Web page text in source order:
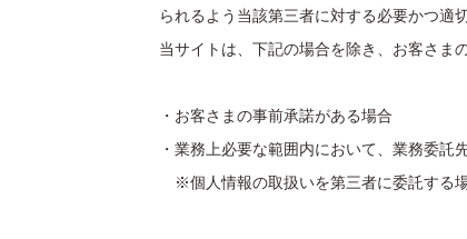
られるよう当該第三者に対する必要かつ適
当サイトは、下記の場合を除き、お客さま
・お客さまの事前承諾がある場合
・業務上必要な範囲内において、業務委託
※個人情報の取扱いを第三者に委託する